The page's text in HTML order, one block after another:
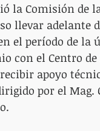
la Comisión de
llevar adelante
el período de
con el Centro
recibir apoyo
por el Mag.